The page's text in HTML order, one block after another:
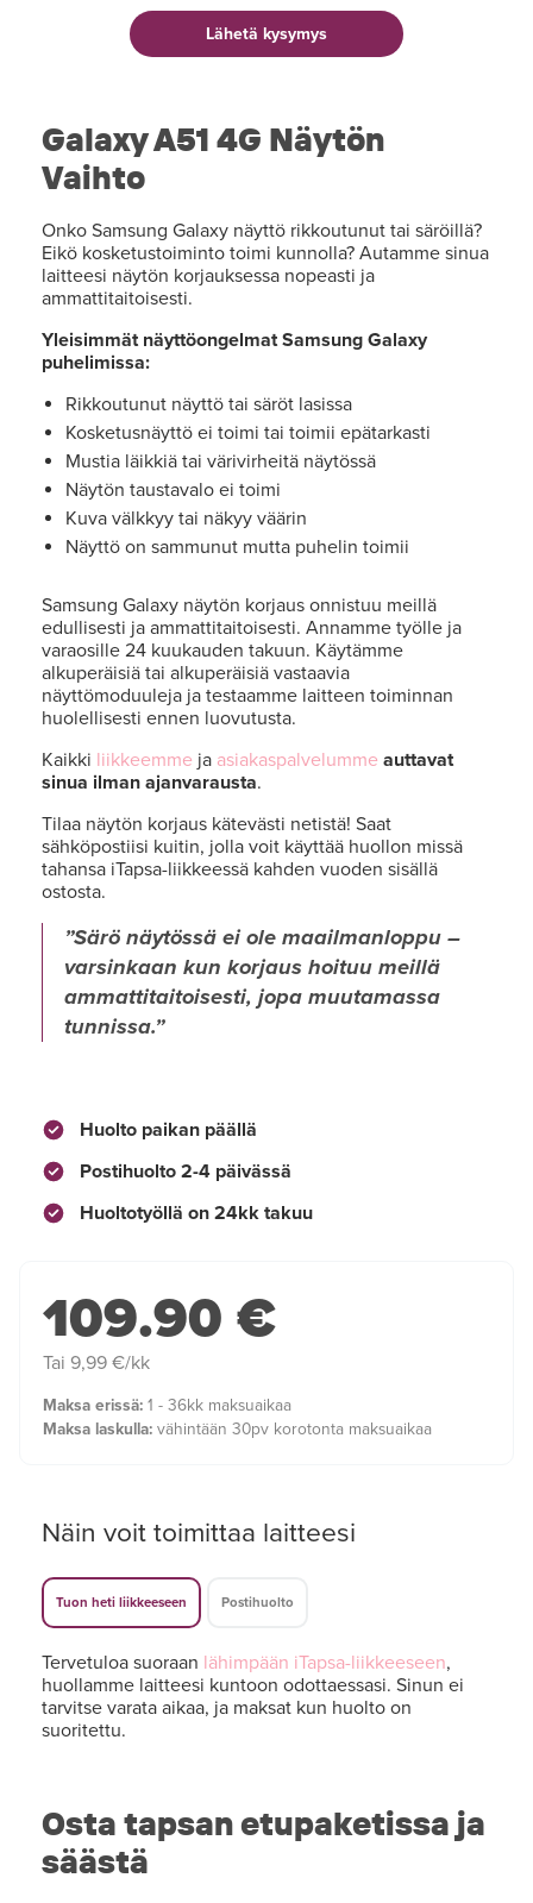
Galaxy A51 4G Näytön
Vaihto
Onko Samsung Galaxy näyttö rikkoutunut tai säröillä?
Eikö kosketustoiminto toimi kunnolla? Autamme sinua
laitteesi näytön korjauksessa nopeasti ja
ammattitaitoisesti.
Yleisimmät näyttöongelmat Samsung Galaxy
puhelimissa:
Rikkoutunut näyttö tai säröt lasissa
Kosketusnäyttö ei toimi tai toimii epätarkasti
Mustia läikkiä tai värivirheitä näytössä
Näytön taustavalo ei toimi
Kuva välkkyy tai näkyy väärin
Näyttö on sammunut mutta puhelin toimii
Samsung Galaxy näytön korjaus onnistuu meillä
edullisesti ja ammattitaitoisesti. Annamme työlle ja
varaosille 24 kuukauden takuun. Käytämme
alkuperäisiä tai alkuperäisiä vastaavia
näyttömoduuleja ja testaamme laitteen toiminnan
huolellisesti ennen luovutusta.
Kaikki liikkeemme ja asiakaspalvelumme auttavat
sinua ilman ajanvarausta.
Tilaa näytön korjaus kätevästi netistä! Saat
sähköpostiisi kuitin, jolla voit käyttää huollon missä
tahansa iTapsa-liikkeessä kahden vuoden sisällä
ostosta.
Särö näytössä ei ole maailmanloppu –
varsinkaan kun korjaus hoituu meillä
ammattitaitoisesti, jopa muutamassa
tunnissa.
Huolto paikan päällä
Postihuolto 2-4 päivässä
Huoltotyöllä on 24kk takuu
109.90 €
Tai 9,99 €/kk
Maksa erissä: 1 - 36kk maksuaikaa
Maksa laskulla: vähintään 30pv korotonta maksuaikaa
Näin voit toimittaa laitteesi
Tuon heti liikkeeseen Postihuolto
Tervetuloa suoraan lähimpään iTapsa-liikkeeseen,
huollamme laitteesi kuntoon odottaessasi. Sinun ei
tarvitse varata aikaa, ja maksat kun huolto on
suoritettu.
Osta tapsan etupaketissa ja
säästä